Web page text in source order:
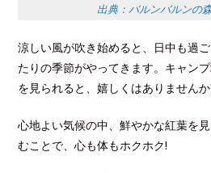
出典：バルンバルンの
涼しい風が吹き始めると、日中も過
たりの季節がやってきます。キャン
を見られると、嬉しくはありません
心地よい気候の中、鮮やかな紅葉を
むことで、心も体もホクホク!